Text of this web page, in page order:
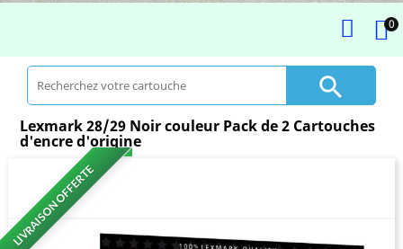
0

Lexmark 28/29 Noir couleur Pack de 2 Cartouches
d'encre d'origine
LIVRAISON OFFERTE